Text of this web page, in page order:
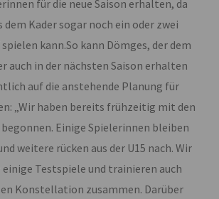
für die neue Saison erhalten, da
dem Kader sogar noch ein oder zwei
kann.So kann Dömges, der dem
auch in der nächsten Saison erhalten
auf die anstehende Planung für
„Wir haben bereits frühzeitig mit den
Einige Spielerinnen bleiben
weitere rücken aus der U15 nach. Wir
Testspiele und trainieren auch
Konstellation zusammen. Darüber